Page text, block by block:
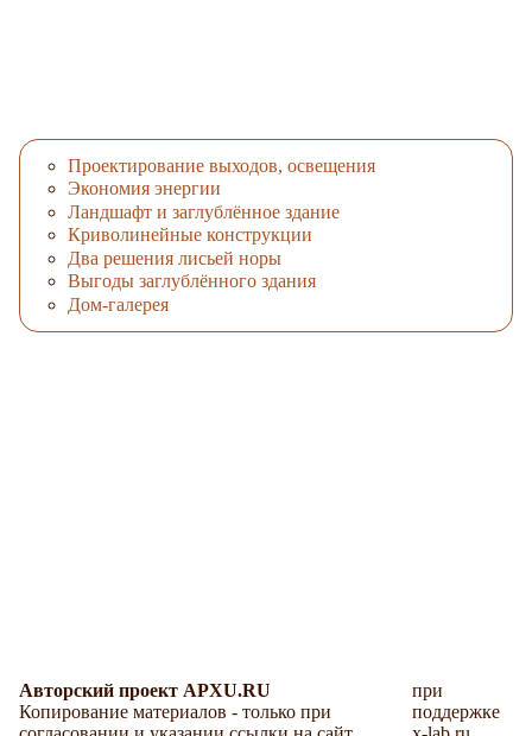
Проектирование выходов, освещения
Экономия энергии
Ландшафт и заглублённое здание
Криволинейные конструкции
Два решения лисьей норы
Выгоды заглублённого здания
Дом-галерея
Авторский проект APXU.RU
Копирование материалов - только при
при
поддержке